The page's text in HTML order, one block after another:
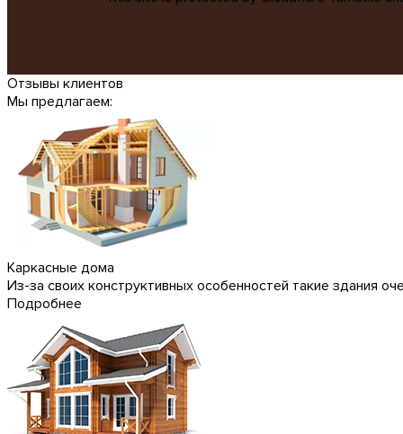
Отзывы клиентов
Мы предлагаем:
Каркасные дома
Из-за своих конструктивных особенностей такие здания
Подробнее